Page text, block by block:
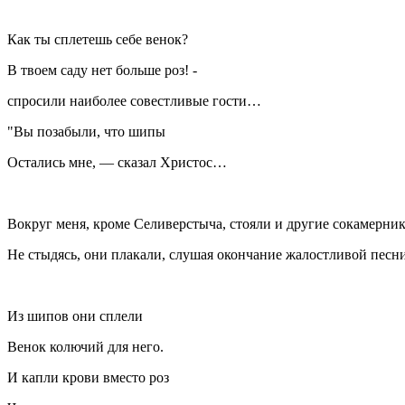
Как ты сплетешь себе венок?
В твоем саду нет больше роз! -
спросили наиболее совестливые гости…
"Вы позабыли, что шипы
Остались мне, — сказал Христос…
Вокруг меня, кроме Селиверстыча, стояли и другие
Не стыдясь, они плакали, слушая окончание жалостливой
Из шипов они сплели
Венок колючий для него.
И капли крови вместо роз